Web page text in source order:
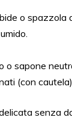
o spazzola
o sapone
(con
senza